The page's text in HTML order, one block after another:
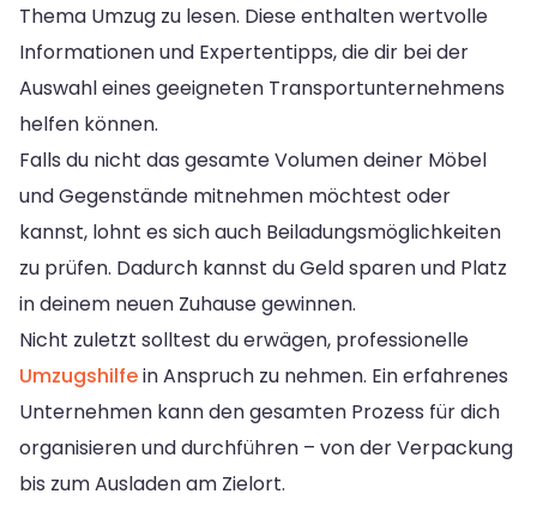
Thema Umzug zu lesen. Diese enthalten wertvolle
Informationen und Expertentipps, die dir bei der
Auswahl eines geeigneten Transportunternehmens
helfen können.
Falls du nicht das gesamte Volumen deiner Möbel
und Gegenstände mitnehmen möchtest oder
kannst, lohnt es sich auch Beiladungsmöglichkeiten
zu prüfen. Dadurch kannst du Geld sparen und Platz
in deinem neuen Zuhause gewinnen.
Nicht zuletzt solltest du erwägen, professionelle
Umzugshilfein Anspruch zu nehmen. Ein erfahrenes
Unternehmen kann den gesamten Prozess für dich
organisieren und durchführen – von der Verpackung
bis zum Ausladen am Zielort.